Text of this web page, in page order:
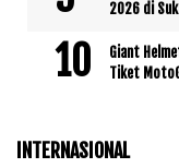
2026 di
Giant
Tiket
INTERNASIONAL